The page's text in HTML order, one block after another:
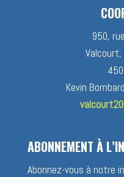
950,
Valcourt,
Kevin
ABONNEMENT À
Abonnez-vous à notre